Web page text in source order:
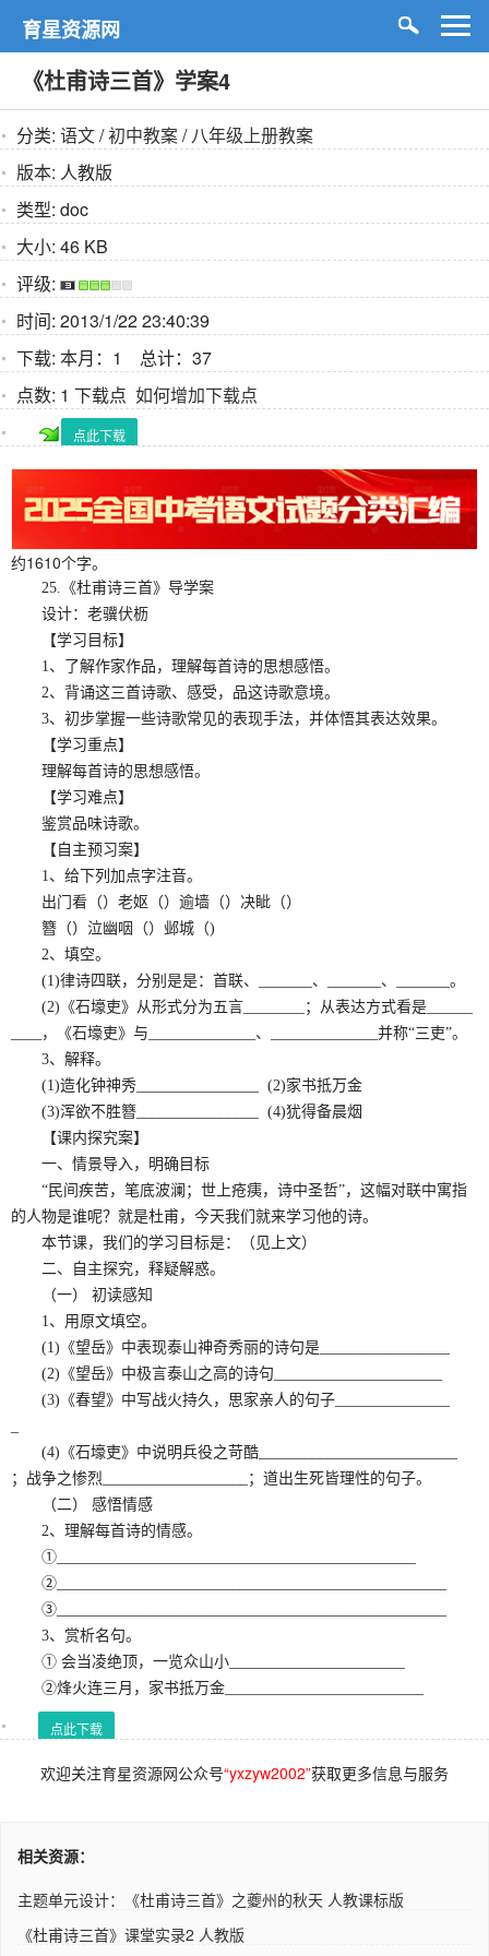
育星资源网
《杜甫诗三首》学案4
分类: 语文/初中教案/八年级上册教案
版本: 人教版
类型: doc
大小: 46 KB
评级:
时间: 2013/1/22 23:40:39
下载: 本月：1 总计：37
点数: 1 下载点 如何增加下载点
点此下载
约1610个字。
25.《杜甫诗三首》导学案
设计：老骥伏枥
【学习目标】
1、了解作家作品，理解每首诗的思想感悟。
2、背诵这三首诗歌、感受，品这诗歌意境。
3、初步掌握一些诗歌常见的表现手法，并体悟其表达效果。
【学习重点】
理解每首诗的思想感悟。
【学习难点】
鉴赏品味诗歌。
【自主预习案】
1、给下列加点字注音。
出门看（）老妪（）逾墙（）决眦（）
簪（）泣幽咽（）邺城（)
2、填空。
(1)律诗四联，分别是是：首联、_______、_______、_______。
(2)《石壕吏》从形式分为五言________；从表达方式看是______
____，《石壕吏》与______________、______________并称“三吏”。
3、解释。
(1)造化钟神秀________________ (2)家书抵万金
(3)浑欲不胜簪________________ (4)犹得备晨烟
【课内探究案】
一、情景导入，明确目标
“民间疾苦，笔底波澜；世上疮痍，诗中圣哲”，这幅对联中寓指
的人物是谁呢？就是杜甫，今天我们就来学习他的诗。
本节课，我们的学习目标是：（见上文）
二、自主探究，释疑解惑。
（一） 初读感知
1、用原文填空。
(1)《望岳》中表现泰山神奇秀丽的诗句是_________________
(2)《望岳》中极言泰山之高的诗句______________________
(3)《春望》中写战火持久，思家亲人的句子_______________
(4)《石壕吏》中说明兵役之苛酷__________________________
；战争之惨烈___________________；道出生死皆理性的句子。
（二） 感悟情感
2、理解每首诗的情感。
①_______________________________________________
②___________________________________________________
③___________________________________________________
3、赏析名句。
① 会当凌绝顶，一览众山小_______________________
②烽火连三月，家书抵万金__________________________
点此下载
欢迎关注育星资源网公众号“yxzyw2002”获取更多信息与服务
相关资源：
主题单元设计：《杜甫诗三首》之夔州的秋天 人教课标版
《杜甫诗三首》课堂实录2 人教版